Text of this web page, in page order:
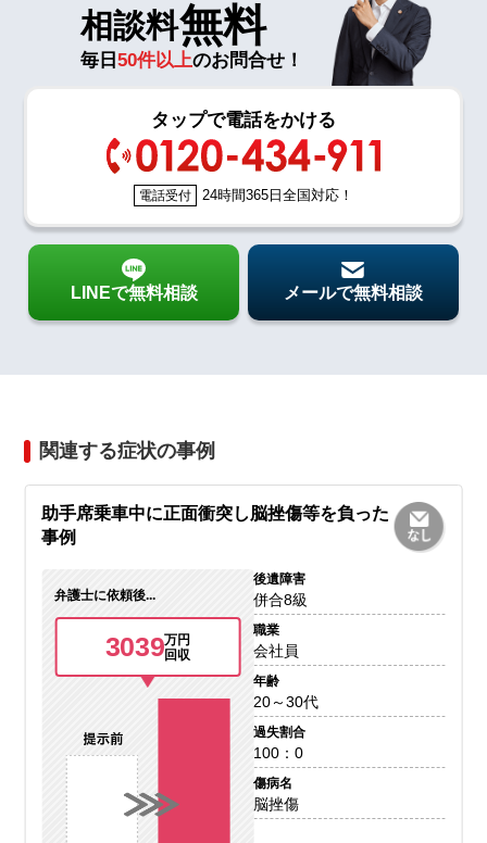
相談料無料
毎日 50件以上のお問合せ！
タップで電話をかける
電話受付 24時間365日全国対応！
LINEで無料相談 メールで無料相談
関連する症状の事例
助手席乗車中に正面衝突し脳挫傷等を負った
事例
弁護士に依頼後...
3039万円
回収
後遺障害
併合8級
職業
会社員
年齢
20～30代
過失割合
100：0
傷病名
脳挫傷